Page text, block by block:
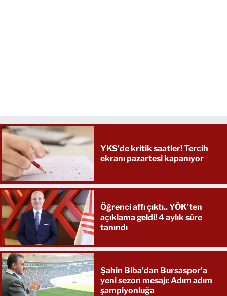
YKS'de kritik saatler! Tercih
ekranı pazartesi kapanıyor
Öğrenci affı çıktı.. YÖK'ten
açıklama geldi! 4 aylık süre
tanındı
Şahin Biba'dan Bursaspor'a
yeni sezon mesajı: Adım adım
şampiyonluğa